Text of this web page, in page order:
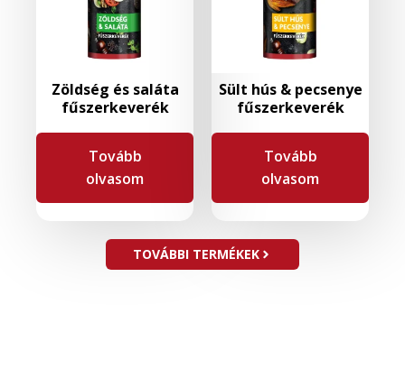
Zöldség és saláta
fűszerkeverék
Tovább
olvasom
Sült hús & pecsenye
fűszerkeverék
Tovább
olvasom
TOVÁBBI TERMÉKEK